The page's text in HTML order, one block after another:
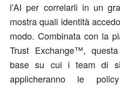
l’AI per correlarli in un
mostra quali identità
modo. Combinata con la
Trust Exchange™,
base su cui i team di
applicheranno le